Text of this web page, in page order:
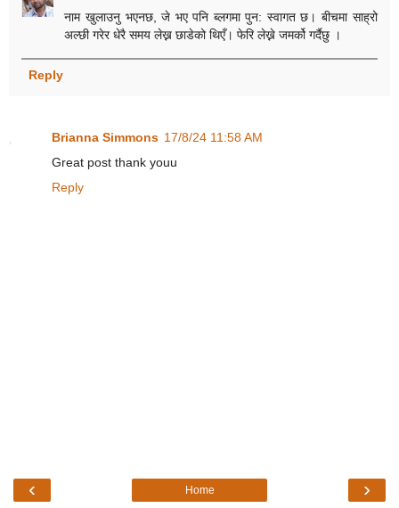
नाम खुलाउनु भएनछ, जे भए पनि ब्लगमा पुन: स्वागत छ। बीचमा साह्रो
अल्छी गरेर धेरै समय लेख्न छाडेको थिएँ। फेरि लेख्ने जमर्को गर्दैछु ।
Reply
Brianna Simmons 17/8/24 11:58 AM
Great post thank youu
Reply
‹ ›
Home